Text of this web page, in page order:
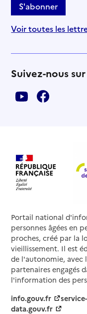
S'abonner
Voir toutes les
Suivez-nous
Portail national
personnes âgées en
proches, créé par la
vieillissement. Il est
de l'autonomie,
partenaires engagés
l'information des
info.gouv.fr
data.gouv.fr